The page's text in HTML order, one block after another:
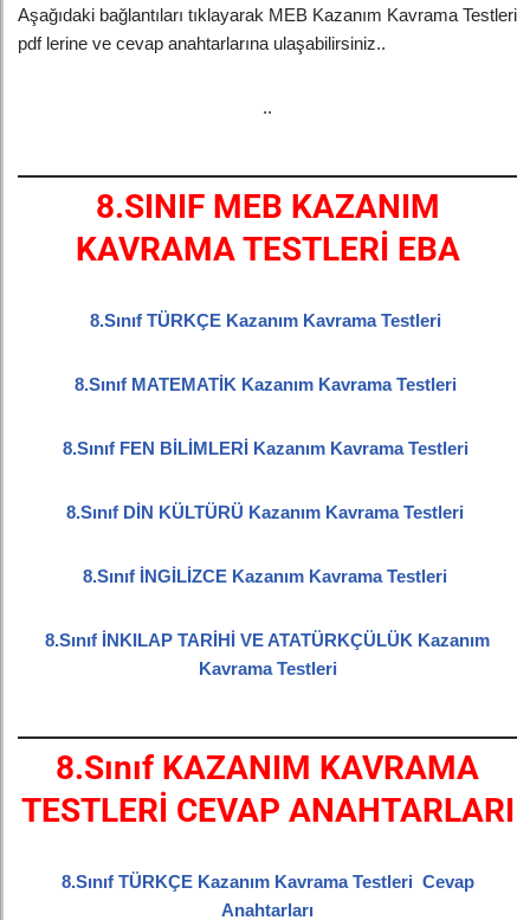
Aşağıdaki bağlantıları tıklayarak MEB Kazanım Kavrama Testleri
pdf lerine ve cevap anahtarlarına ulaşabilirsiniz..
..
8.SINIF MEB KAZANIM
KAVRAMA TESTLERİ EBA
8.Sınıf TÜRKÇE Kazanım Kavrama Testleri
8.Sınıf MATEMATİK Kazanım Kavrama Testleri
8.Sınıf FEN BİLİMLERİ Kazanım Kavrama Testleri
8.Sınıf DİN KÜLTÜRÜ Kazanım Kavrama Testleri
8.Sınıf İNGİLİZCE Kazanım Kavrama Testleri
8.Sınıf İNKILAP TARİHİ VE ATATÜRKÇÜLÜK Kazanım
Kavrama Testleri
8.Sınıf KAZANIM KAVRAMA
TESTLERİ CEVAP ANAHTARLARI
8.Sınıf TÜRKÇE Kazanım Kavrama Testleri Cevap
Anahtarları